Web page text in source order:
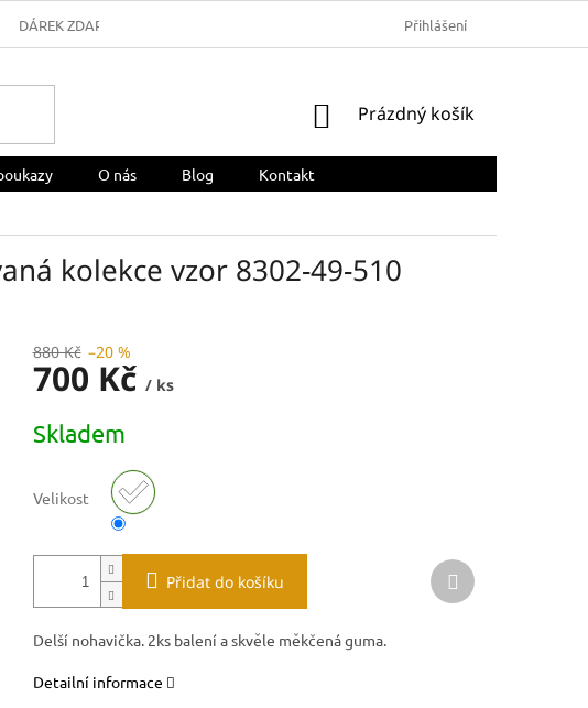
DÁREK ZDARMA REKLAMACE A VRÁCENÍ ZBOŽÍ
Přihlášení
NÁKUPNÍ
Prázdný košík
O nás Blog
Kontakt
kolekce vzor 8302-49-510
880 Kč –20 %
700 Kč / ks
cena:
Skladem
Velikost
Přidat do košíku
Delší nohavička. 2ks balení a skvěle měkčená guma.
Detailní informace
Další
produkt